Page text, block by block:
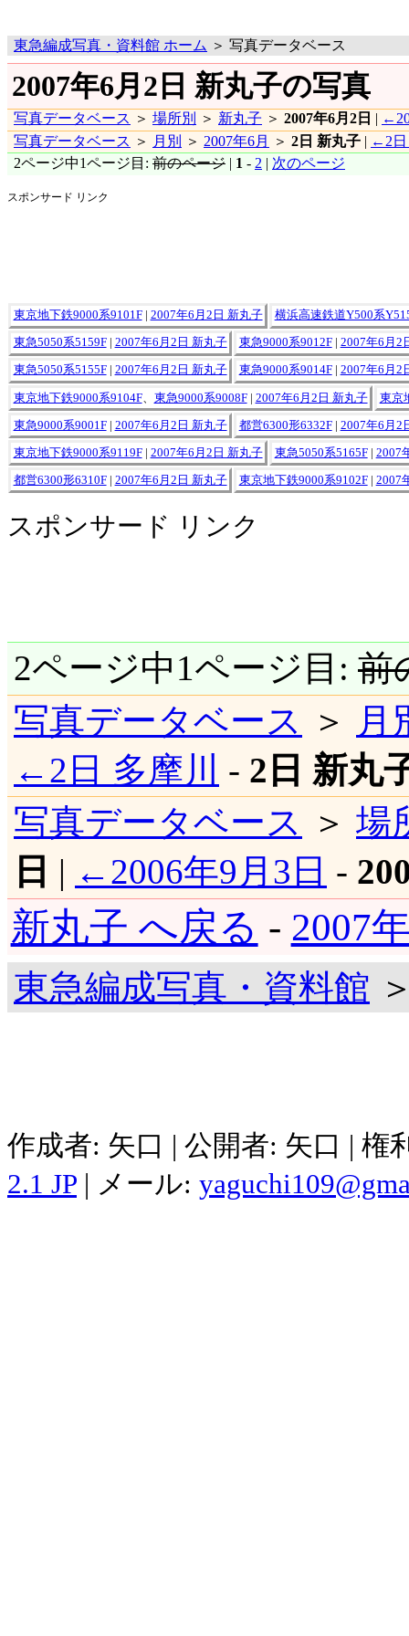
東急編成写真・資料館 ホーム ＞ 写真データベース
2007年6月2日 新丸子の写真
写真データベース ＞ 場所別 ＞ 新丸子 ＞ 2007年6月2日 |
写真データベース ＞ 月別 ＞ 2007年6月 ＞ 2日 新丸子 | ←2日
2ページ中1ページ目: 前のページ | 1 - 2 | 次のページ
スポンサード リンク
東京地下鉄9000系9101F| 2007年6月2日 新丸子 横浜高速鉄道Y500系
東急5050系5159F| 2007年6月2日 新丸子 東急9000系9012F| 2007年6月2
東急5050系5155F| 2007年6月2日 新丸子 東急9000系9014F| 2007年6月2
東京地下鉄9000系9104F、 東急9000系9008F| 2007年6月2日 新丸子 東京
東急9000系9001F| 2007年6月2日 新丸子 都営6300形6332F| 2007年6月2
東京地下鉄9000系9119F| 2007年6月2日 新丸子 東急5050系5165F| 2007
都営6300形6310F| 2007年6月2日 新丸子 東京地下鉄9000系9102F| 2007
スポンサード リンク
2ページ中1ページ目: 前
写真データベース
＞
月
←2日 多摩川
- 2日 新丸
写真データベース
＞ 場
日 | ←2006年9月3日 -
新丸子 へ戻る - 2007
東急編成写真・資料館
作成者: 矢口 | 公開者: 矢口 |
2.1 JP | メール: